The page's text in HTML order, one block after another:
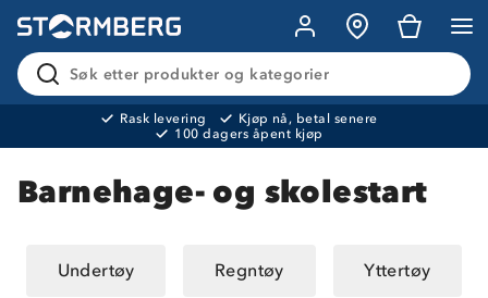
Søk etter produkter og kategorier
Rask levering
Kjøp nå, betal senere
100 dagers åpent kjøp
Produktet er lagt i handlekurven
Barnehage- og skolestart
Undertøy Regntøy Yttertøy